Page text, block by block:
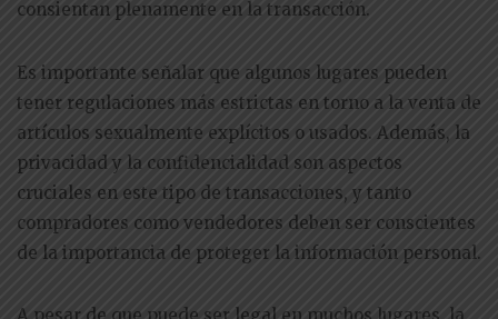
consientan plenamente en la transacción.
Es importante señalar que algunos lugares pueden
tener regulaciones más estrictas en torno a la venta de
artículos sexualmente explícitos o usados. Además, la
privacidad y la confidencialidad son aspectos
cruciales en este tipo de transacciones, y tanto
compradores como vendedores deben ser conscientes
de la importancia de proteger la información personal.